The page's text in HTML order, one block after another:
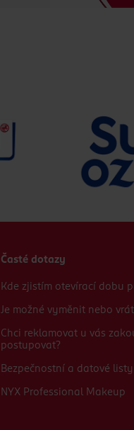
Časté dotazy
Kde zjistím otevírací dobu
Je možné vyměnit nebo
Chci reklamovat u vás
postupovat?
Bezpečnostní a datové listy
NYX Professional Makeup